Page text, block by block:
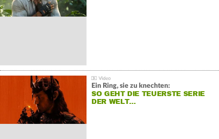
Ein Ring, sie zu knechten:
SO GEHT DIE TEUERSTE SERIE
DER WELT…